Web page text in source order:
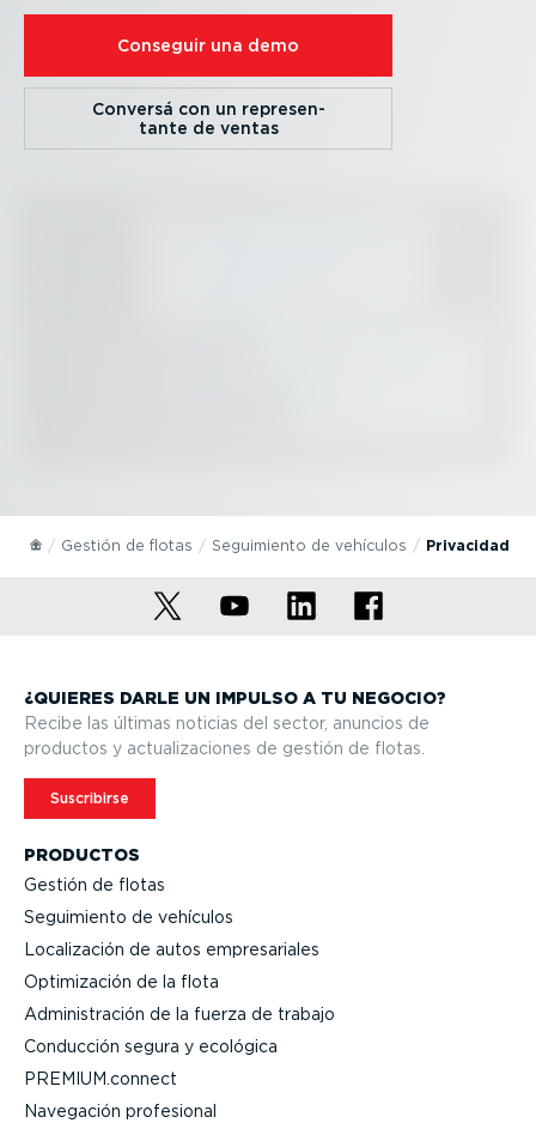
Conseguir una demo
Conversá con un repre­sen­
tante de ventas
Gestión de flotas Seguimiento de vehículos Privacidad
PRODUCTOS
Gestión de flotas
Seguimiento de vehículos
Locali­zación de autos empre­sa­riales
Optimi­zación de la flota
Adminis­tración de la fuerza de trabajo
Conducción segura y ecológica
PREMIUM.connect
Navegación profesional
¿QUIERES DARLE UN IMPULSO A TU NEGOCIO?
Recibe las últimas noticias del sector, anuncios de
productos y actua­li­za­ciones de gestión de flotas.
Suscribirse